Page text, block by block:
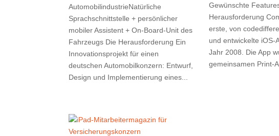
AutomobilindustrieNatürliche
Sprachschnittstelle + persönlicher
mobiler Assistent + On-Board-Unit des
Fahrzeugs Die Herausforderung Ein
Innovationsprojekt für einen
deutschen Automobilkonzern: Entwurf,
Design und Implementierung eines...
Gewünschte
Herausforderung
erste, von
und entwickelte iOS-
Jahr 2008. Die App
gemeinsamen Print-